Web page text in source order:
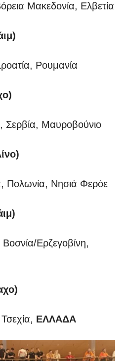
Μακεδονία, Ελβετία
Ρουμανία
Σερβία, Μαυροβούνιο
Πολωνία, Νησιά Φερόε
Ερζεγοβίνη,
ΕΛΛΑΔΑ